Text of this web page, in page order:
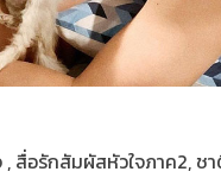
สื่อรักสัมผัสหัวใจภาค2, ชา